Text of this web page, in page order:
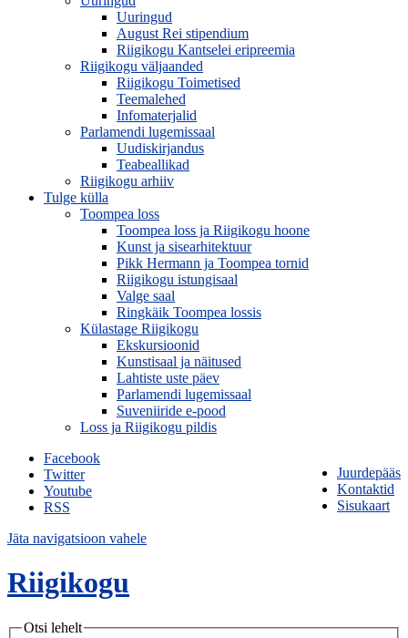
Uuringud
August Rei stipendium
Riigikogu Kantselei eripreemia
Riigikogu väljaanded
Riigikogu Toimetised
Teemalehed
Infomaterjalid
Parlamendi lugemissaal
Uudiskirjandus
Teabeallikad
Riigikogu arhiiv
Tulge külla
Toompea loss
Toompea loss ja Riigikogu hoone
Kunst ja sisearhitektuur
Pikk Hermann ja Toompea tornid
Riigikogu istungisaal
Valge saal
Ringkäik Toompea lossis
Külastage Riigikogu
Ekskursioonid
Kunstisaal ja näitused
Lahtiste uste päev
Parlamendi lugemissaal
Suveniiride e-pood
Loss ja Riigikogu pildis
Juurdepääs
Kontaktid
Sisukaart
Facebook
Twitter
Youtube
RSS
Jäta navigatsioon vahele
Riigikogu
Otsi lehelt